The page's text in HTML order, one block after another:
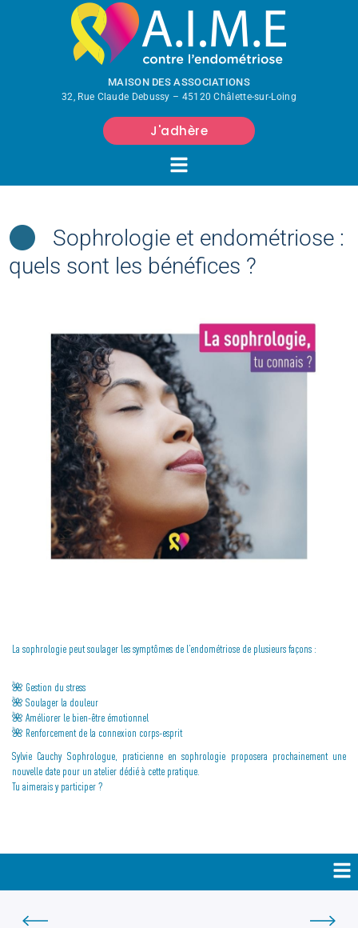
MAISON DES ASSOCIATIONS
32, Rue Claude Debussy – 45120 Châlette-sur-Loing
J'adhère
Sophrologie et endométriose :
quels sont les bénéfices ?
La sophrologie peut soulager les symptômes de l’endométriose de plusieurs façons :
🌺 Gestion du stress
🌺 Soulager la douleur
🌺 Améliorer le bien-être émotionnel
🌺 Renforcement de la connexion corps-esprit
Sylvie Cauchy Sophrologue, praticienne en sophrologie proposera prochainement une
nouvelle date pour un atelier dédié à cette pratique.
Tu aimerais y participer ?